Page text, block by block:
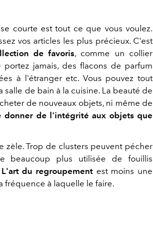
courte est tout ce que vous voulez.
vos articles les plus précieux. C'est
de favoris, comme un collier
jamais, des flacons de parfum
à l'étranger etc. Vous pouvez tout
de bain à la cuisine. La beauté de
de nouveaux objets, ni même de
donner de l'intégrité aux objets que
zèle. Trop de clusters peuvent pécher
beaucoup plus utilisée de fouillis
L'art du regroupement est moins une
à laquelle le faire.